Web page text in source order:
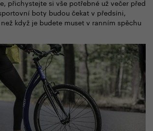
přichystejte si vše potřebné už večer před
boty budou čekat v předsíni,
když je budete muset v ranním spěchu